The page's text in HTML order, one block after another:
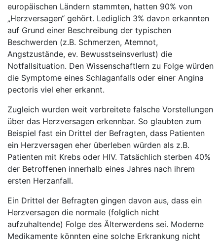
europäischen Ländern stammten, hatten 90% von
„Herzversagen“ gehört. Lediglich 3% davon erkannten
auf Grund einer Beschreibung der typischen
Beschwerden (z.B. Schmerzen, Atemnot,
Angstzustände, ev. Bewusstseinsverlust) die
Notfallsituation. Den Wissenschaftlern zu Folge würden
die Symptome eines Schlaganfalls oder einer Angina
pectoris viel eher erkannt.
Zugleich wurden weit verbreitete falsche Vorstellungen
über das Herzversagen erkennbar. So glaubten zum
Beispiel fast ein Drittel der Befragten, dass Patienten
ein Herzversagen eher überleben würden als z.B.
Patienten mit Krebs oder HIV. Tatsächlich sterben 40%
der Betroffenen innerhalb eines Jahres nach ihrem
ersten Herzanfall.
Ein Drittel der Befragten gingen davon aus, dass ein
Herzversagen die normale (folglich nicht
aufzuhaltende) Folge des Älterwerdens sei. Moderne
Medikamente könnten eine solche Erkrankung nicht